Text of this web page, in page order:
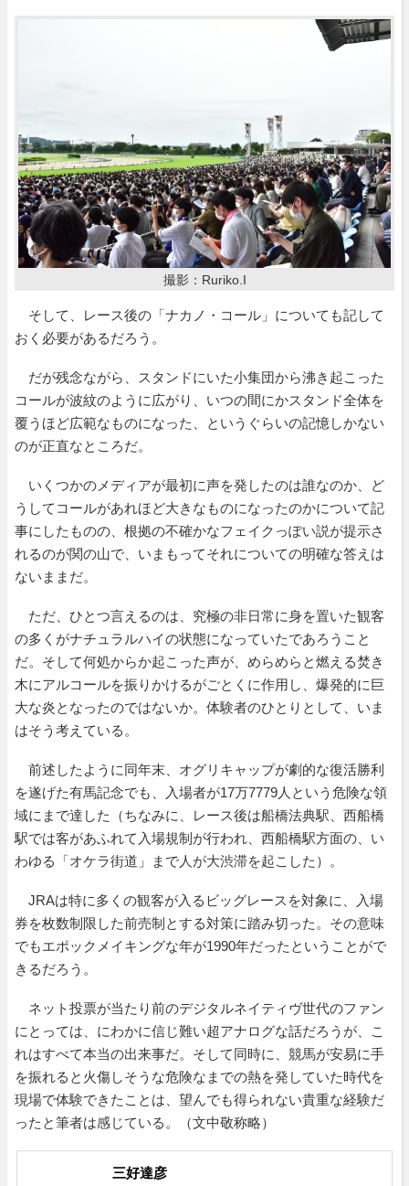
撮影：Ruriko.I
そして、レース後の「ナカノ・コール」についても記して
おく必要があるだろう。
だが残念ながら、スタンドにいた小集団から沸き起こった
コールが波紋のように広がり、いつの間にかスタンド全体を
覆うほど広範なものになった、というぐらいの記憶しかない
のが正直なところだ。
いくつかのメディアが最初に声を発したのは誰なのか、ど
うしてコールがあれほど大きなものになったのかについて記
事にしたものの、根拠の不確かなフェイクっぽい説が提示さ
れるのが関の山で、いまもってそれについての明確な答えは
ないままだ。
ただ、ひとつ言えるのは、究極の非日常に身を置いた観客
の多くがナチュラルハイの状態になっていたであろうこと
だ。そして何処からか起こった声が、めらめらと燃える焚き
木にアルコールを振りかけるがごとくに作用し、爆発的に巨
大な炎となったのではないか。体験者のひとりとして、いま
はそう考えている。
前述したように同年末、オグリキャップが劇的な復活勝利
を遂げた有馬記念でも、入場者が17万7779人という危険な領
域にまで達した（ちなみに、レース後は船橋法典駅、西船橋
駅では客があふれて入場規制が行われ、西船橋駅方面の、い
わゆる「オケラ街道」まで人が大渋滞を起こした）。
JRAは特に多くの観客が入るビッグレースを対象に、入場
券を枚数制限した前売制とする対策に踏み切った。その意味
でもエポックメイキングな年が1990年だったということがで
きるだろう。
ネット投票が当たり前のデジタルネイティヴ世代のファン
にとっては、にわかに信じ難い超アナログな話だろうが、こ
れはすべて本当の出来事だ。そして同時に、競馬が安易に手
を振れると火傷しそうな危険なまでの熱を発していた時代を
現場で体験できたことは、望んでも得られない貴重な経験だ
ったと筆者は感じている。（文中敬称略）
三好達彦